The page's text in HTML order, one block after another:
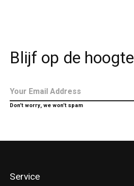
Blijf op de hoogte
Don’t worry, we won’t spam
Service